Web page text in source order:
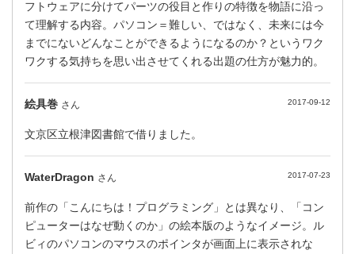
フトウェアに分けてパーツの役目と作りの特徴を物語に沿っ
て理解する内容。パソコン＝難しい、ではなく、未来には今
までにないどんなことができるようになるのか？というワク
ワクする気持ちを思い出させてくれる出題の仕方が魅力的。
絵具巻 さん 2017-09-12
文京区立根津図書館で借りました。
WaterDragon さん 2017-07-23
前作の「こんにちは！プログラミング」とは異なり、「コン
ピューターはなぜ動くのか」の絵本版のようなイメージ。ル
ビィのパソコンのマウスのポインタが画面上に表示されな